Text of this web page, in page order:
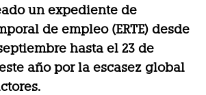
un expediente de
de empleo (ERTE) desde
hasta el 23 de
año por la escasez global